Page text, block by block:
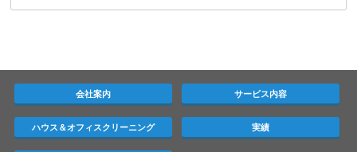
会社案内 サービス内容
ハウス＆オフィスクリーニング 実績